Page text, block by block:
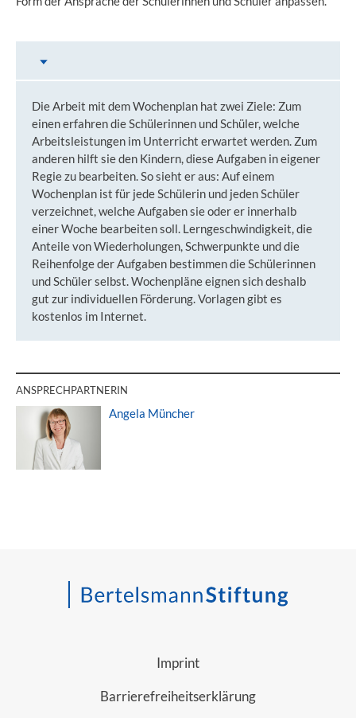
Inhalt auswählen
Wochenplan
Die Arbeit mit dem Wochenplan hat zwei Ziele: Zum
einen erfahren die Schülerinnen und Schüler, welche
Arbeitsleistungen im Unterricht erwartet werden. Zum
anderen hilft sie den Kindern, diese Aufgaben in eigener
Regie zu bearbeiten. So sieht er aus: Auf einem
Wochenplan ist für jede Schülerin und jeden Schüler
verzeichnet, welche Aufgaben sie oder er innerhalb
einer Woche bearbeiten soll. Lerngeschwindigkeit, die
Anteile von Wiederholungen, Schwerpunkte und die
Reihenfolge der Aufgaben bestimmen die Schülerinnen
und Schüler selbst. Wochenpläne eignen sich deshalb
gut zur individuellen Förderung. Vorlagen gibt es
kostenlos im Internet.
ANSPRECHPARTNERIN
Angela Müncher
Imprint
Barrierefreiheitserklärung